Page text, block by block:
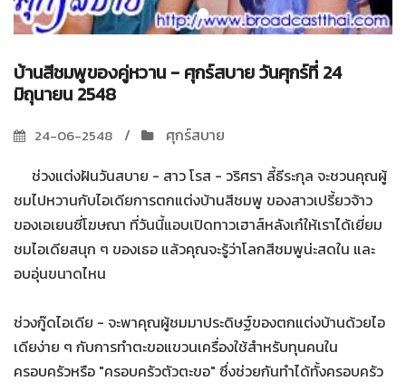
บ้านสีชมพูของคู่หวาน - ศุกร์สบาย วันศุกร์ที่ 24
มิถุนายน 2548
24-06-2548
ศุกร์สบาย
ช่วงแต่งฝันวันสบาย - สาว โรส - วริศรา ลี้ธีระกุล จะชวนคุณผู้
ชมไปหวานกับไอเดียการตกแต่งบ้านสีชมพู ของสาวเปรี้ยวจ้าว
ของเอเยนซี่โฆษณา ที่วันนี้แอบเปิดทาวเฮาส์หลังเก๋ให้เราได้เยี่ยม
ชมไอเดียสนุก ๆ ของเธอ แล้วคุณจะรู้ว่าโลกสีชมพูน่ะสดใน และ
อบอุ่นขนาดไหน
ช่วงกู๊ดไอเดีย - จะพาคุณผู้ชมมาประดิษฐ์ของตกแต่งบ้านด้วยไอ
เดียง่าย ๆ กับการทำตะขอแขวนเครื่องใช้สำหรับทุนคนใน
ครอบครัวหรือ "ครอบครัวตัวตะขอ" ซึ่งช่วยกันทำได้ทั้งครอบครัว